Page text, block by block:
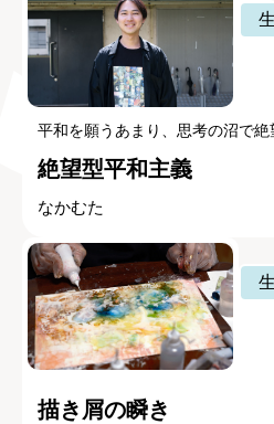
平和を願うあまり、思考の沼で絶
絶望型平和主義
なかむた
描き屑の瞬き